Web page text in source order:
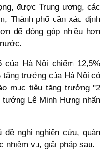
được Trung ương, các
Thành phố cần xác định
để đóng góp nhiều hơn
của Hà Nội chiếm 12,5%
trưởng của Hà Nội có
mục tiêu tăng trưởng "2
Lê Minh Hưng nhấn
đề nghị nghiên cứu, quán
nhiệm vụ, giải pháp sau.